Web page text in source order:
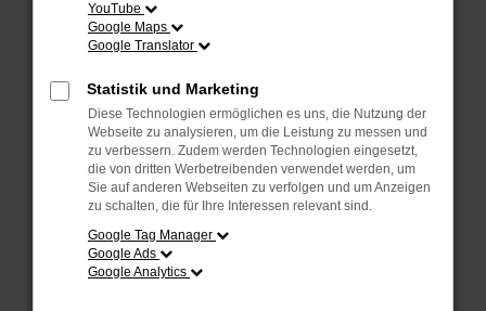
Beim Laden ist ein Fehler aufgetreten.
Hier sind ein paar Tipps, die dir helfen können:
Überprüfe deine Firewall und deine
Internetverbindung.
Suchmaschine?
Prüfe deine Browsererweiterungen.
YouTube
Google Maps
Google Translator
Statistik und Marketing
Diese Technologien ermöglichen es uns, die Nutzung der
Webseite zu analysieren, um die Leistung zu messen und
zu verbessern. Zudem werden Technologien eingesetzt,
die von dritten Werbetreibenden verwendet werden, um
Sie auf anderen Webseiten zu verfolgen und um Anzeigen
zu schalten, die für Ihre Interessen relevant sind.
Google Tag Manager
Google Ads
Google Analytics